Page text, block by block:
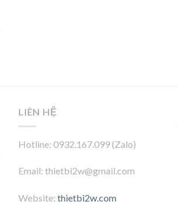
LIÊN HỆ
Hotline: 0932.167.099 (Zalo)
Email: thietbi2w@gmail.com
Website: thietbi2w.com